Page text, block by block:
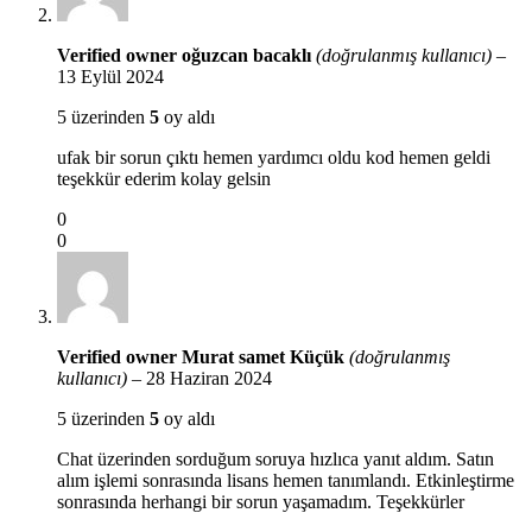
Verified owner oğuzcan bacaklı (doğrulanmış kullanıcı) –
13 Eylül 2024
5 üzerinden 5 oy aldı
ufak bir sorun çıktı hemen yardımcı oldu kod hemen geldi
teşekkür ederim kolay gelsin
0
0
Verified owner Murat samet Küçük (doğrulanmış
kullanıcı) – 28 Haziran 2024
5 üzerinden 5 oy aldı
Chat üzerinden sorduğum soruya hızlıca yanıt aldım. Satın
alım işlemi sonrasında lisans hemen tanımlandı. Etkinleştirme
sonrasında herhangi bir sorun yaşamadım. Teşekkürler